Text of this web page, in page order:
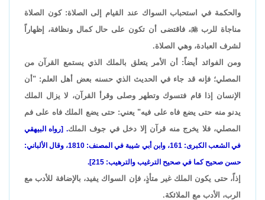
والحكمة في استحباب السواك عند القيام إلى الصلاة: كون الصلاة
مناجاة للرب، فاقتضى أن تكون على حال كمال ونظافة، إظهاراً
لشرف العبادة، وهي الصلاة.
ومن الفوائد أيضاً: أن الأمر يتعلق بالملك الذي يستمع القرآن من
المصلي؛ فإنه قد جاء في الحديث الذي حسنه بعض أهل العلم: "أن
الإنسان إذا قام فتسوك وتطهر وصلى وقرأ القرآن، لا يزال الملك
يدنو منه حتى يضع فاه على فيه" يعني: حتى يضع الملك فاه على فم
المصلي، فلا يخرج منه قرآن إلا دخل في جوف الملك. [رواه البيهقي
في الشعب الكبرى: 161، وابن أبي شيبة في المصنف: 1810، وقال الألباني:
حسن صحيح كما في صحيح الترغيب والترهيب: 215].
إذاً، حتى يكون الملك غير متأذٍ، فإن السواك يفيد، بالإضافة للأدب مع
الرب، الأدب مع الملائكة.